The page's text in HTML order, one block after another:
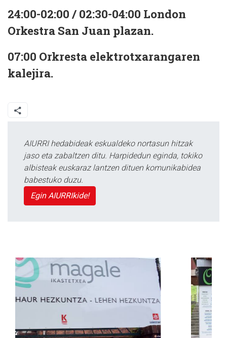
24:00-02:00 / 02:30-04:00 London
Orkestra San Juan plazan.
07:00 Orkresta elektrotxarangaren
kalejira.
AIURRI hedabideak eskualdeko nortasun hitzak
jaso eta zabaltzen ditu. Harpidedun eginda, tokiko
albisteak euskaraz lantzen dituen komunikabidea
babestuko duzu.
Egin AIURRIkide!